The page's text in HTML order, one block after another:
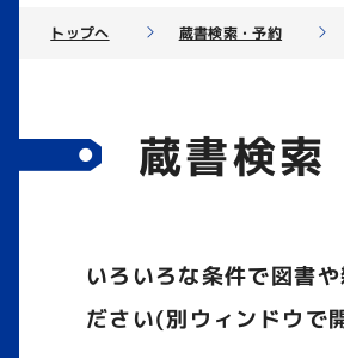
トップへ 蔵書検索・予約
蔵書検索
いろいろな条件で図書
ださい(別ウィンドウで